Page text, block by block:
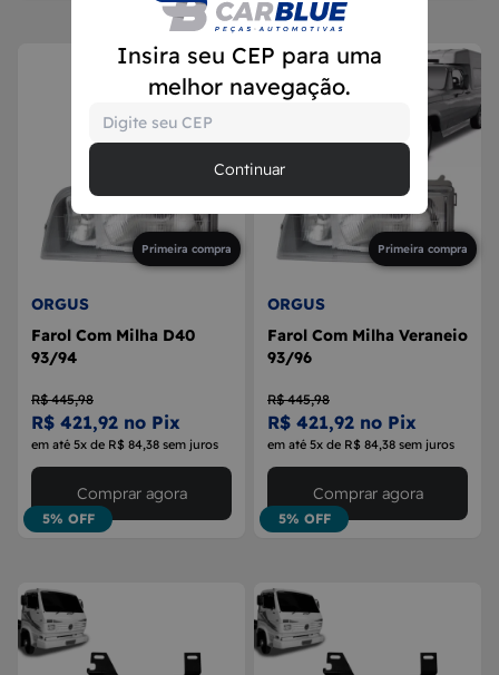
Insira seu CEP para uma
melhor navegação.
Continuar
Primeira compra
ORGUS
Farol Com Milha D40
93/94
R$ 445,98
R$ 421,92 no Pix
em até 5x de R$ 84,38 sem juros
5% OFF
Comprar agora
Primeira compra
ORGUS
Farol Com Milha Veraneio
93/96
R$ 445,98
R$ 421,92 no Pix
em até 5x de R$ 84,38 sem juros
5% OFF
Comprar agora